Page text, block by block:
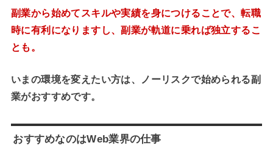
副業から始めてスキルや実績を身につけることで、転職
時に有利になりますし、副業が軌道に乗れば独立するこ
とも。
いまの環境を変えたい方は、ノーリスクで始められる副
業がおすすめです。
おすすめなのはWeb業界の仕事